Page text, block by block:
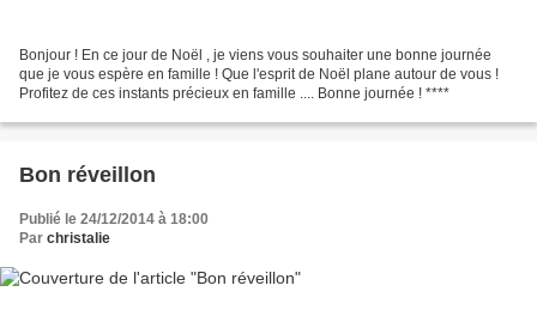
Bonjour ! En ce jour de Noël , je viens vous souhaiter une bonne journée
que je vous espère en famille ! Que l'esprit de Noël plane autour de vous !
Profitez de ces instants précieux en famille .... Bonne journée ! ****
Bon réveillon
Publié le 24/12/2014 à 18:00
Par christalie